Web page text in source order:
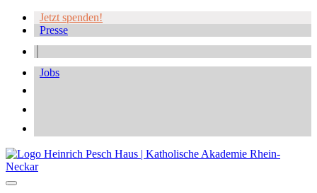
Jetzt spenden!
Presse
Jobs